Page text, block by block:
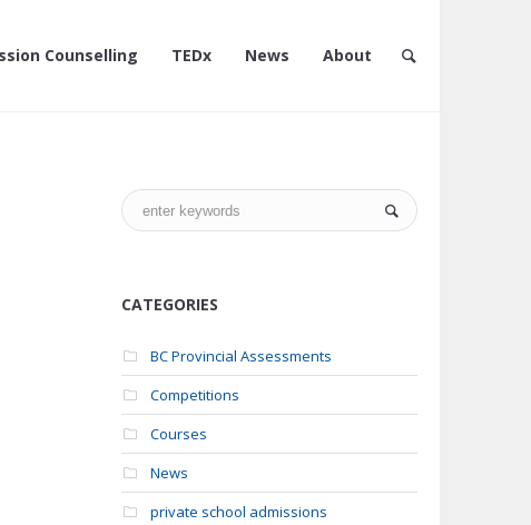
Counselling TEDx News About
CATEGORIES
BC Provincial Assessments
Competitions
Courses
News
private school admissions